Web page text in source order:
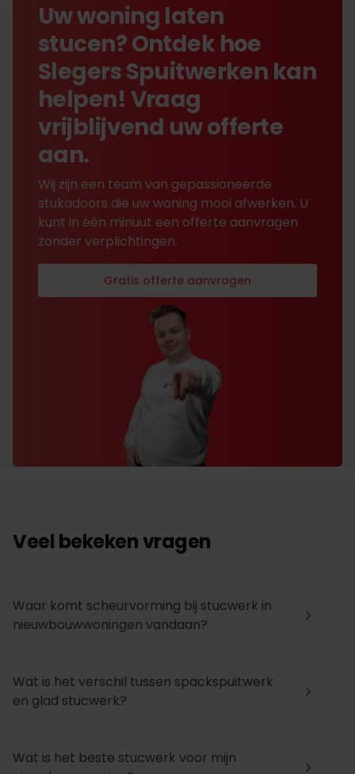
Uw woning laten
stucen? Ontdek hoe
Slegers Spuitwerken kan
helpen! Vraag
vrijblijvend uw offerte
aan.
Wij zijn een team van gepassioneerde
stukadoors die uw woning mooi afwerken. U
kunt in één minuut een offerte aanvragen
zonder verplichtingen.
Gratis offerte aanvragen
Veel bekeken vragen
Waar komt scheurvorming bij stucwerk in
nieuwbouwwoningen vandaan?
arrow_forward_ios
Wat is het verschil tussen spackspuitwerk
en glad stucwerk?
arrow_forward_ios
Wat is het beste stucwerk voor mijn
arrow_forward_ios